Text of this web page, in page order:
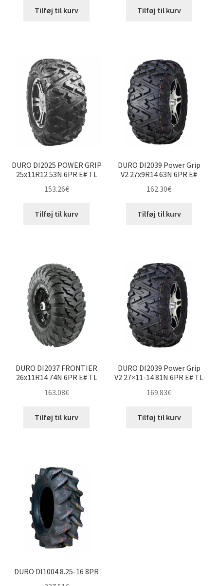
Tilføj til kurv Tilføj til kurv
DURO DI2025 POWER GRIP
25x11R12 53N 6PR E# TL
153.26€
Tilføj til kurv
DURO DI2039 Power Grip
V2 27x9R14 63N 6PR E#
162.30€
Tilføj til kurv
DURO DI2037 FRONTIER
26x11R14 74N 6PR E# TL
163.08€
Tilføj til kurv
DURO DI2039 Power Grip
V2 27×11-14 81N 6PR E# TL
169.83€
Tilføj til kurv
DURO DI1004 8.25-16 8PR